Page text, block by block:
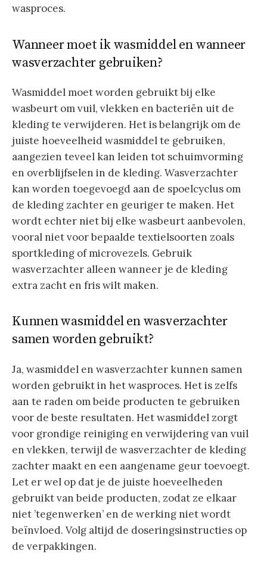
wasproces.
Wanneer moet ik wasmiddel en wanneer
wasverzachter gebruiken?
Wasmiddel moet worden gebruikt bij elke
wasbeurt om vuil, vlekken en bacteriën uit de
kleding te verwijderen. Het is belangrijk om de
juiste hoeveelheid wasmiddel te gebruiken,
aangezien teveel kan leiden tot schuimvorming
en overblijfselen in de kleding. Wasverzachter
kan worden toegevoegd aan de spoelcyclus om
de kleding zachter en geuriger te maken. Het
wordt echter niet bij elke wasbeurt aanbevolen,
vooral niet voor bepaalde textielsoorten zoals
sportkleding of microvezels. Gebruik
wasverzachter alleen wanneer je de kleding
extra zacht en fris wilt maken.
Kunnen wasmiddel en wasverzachter
samen worden gebruikt?
Ja, wasmiddel en wasverzachter kunnen samen
worden gebruikt in het wasproces. Het is zelfs
aan te raden om beide producten te gebruiken
voor de beste resultaten. Het wasmiddel zorgt
voor grondige reiniging en verwijdering van vuil
en vlekken, terwijl de wasverzachter de kleding
zachter maakt en een aangename geur toevoegt.
Let er wel op dat je de juiste hoeveelheden
gebruikt van beide producten, zodat ze elkaar
niet ’tegenwerken’ en de werking niet wordt
beïnvloed. Volg altijd de doseringsinstructies op
de verpakkingen.